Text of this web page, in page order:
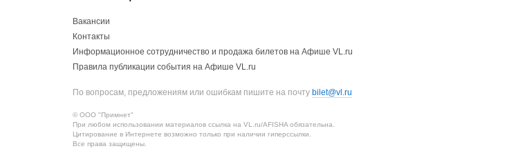
Вакансии
Контакты
Информационное сотрудничество и продажа билетов на Афише VL.ru
Правила публикации события на Афише VL.ru
По вопросам, предложениям или ошибкам пишите на почту bilet@vl.ru
© ООО "Примнет"
При любом использовании материалов ссылка на VL.ru/AFISHA обязательна.
Цитирование в Интернете возможно только при наличии гиперссылки.
Все права защищены.